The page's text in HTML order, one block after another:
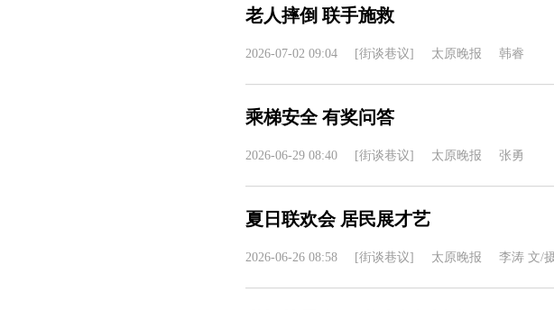
老人摔倒 联手施救
2026-07-02 09:04 [街谈巷议] 太原晚报 韩睿
乘梯安全 有奖问答
2026-06-29 08:40 [街谈巷议] 太原晚报 张勇
夏日联欢会 居民展才艺
2026-06-26 08:58 [街谈巷议] 太原晚报 李涛 文/